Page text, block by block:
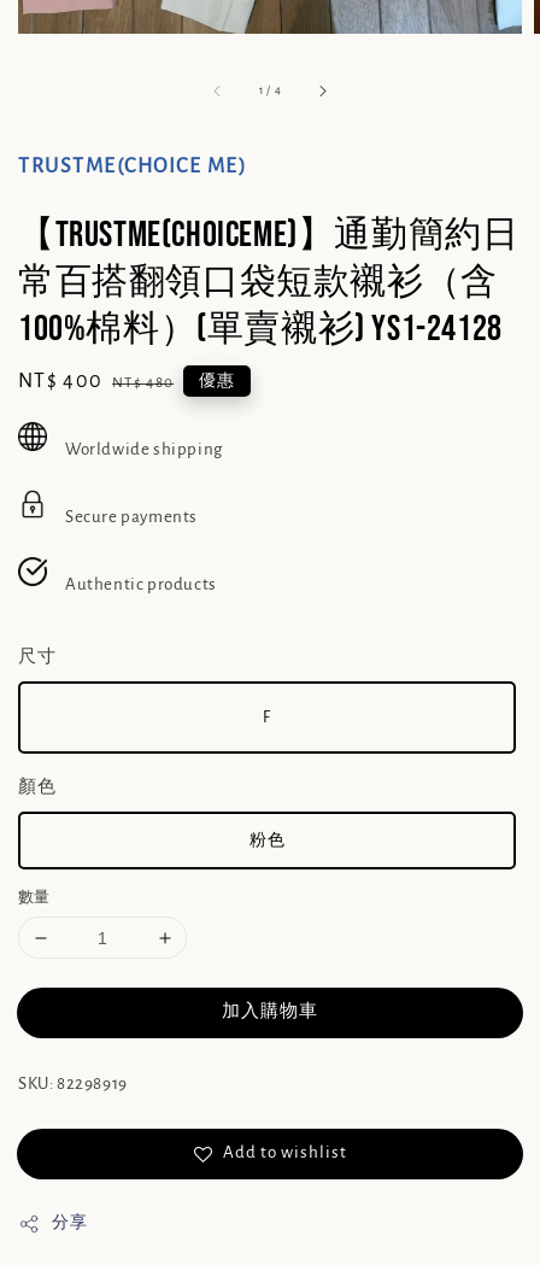
1 / 4
TRUSTME(CHOICE ME)
【TRUSTME(CHOICEME)】通勤簡約日
常百搭翻領口袋短款襯衫（含
100%棉料）(單賣襯衫) YS1-24128
Sale
NT$ 400 Regular
NT$ 480 優惠
Worldwide shipping
Secure payments
Authentic products
尺寸
F
顏色
粉色
數量
加入購物車
SKU: 82298919
Add to wishlist
分享